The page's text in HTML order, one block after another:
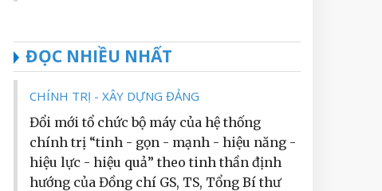
ĐỌC NHIỀU NHẤT
CHÍNH TRỊ - XÂY DỰNG ĐẢNG
Đổi mới tổ chức bộ máy của hệ thống
chính trị “tinh - gọn - mạnh - hiệu năng -
hiệu lực - hiệu quả” theo tinh thần định
hướng của Đồng chí GS, TS, Tổng Bí thư